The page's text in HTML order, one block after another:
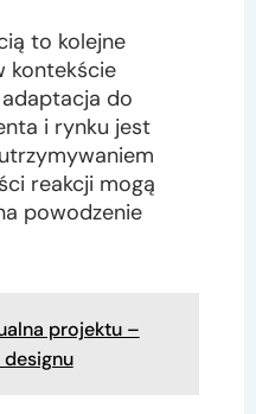
to kolejne
kontekście
do
i rynku jest
reakcji mogą
powodzenie
projektu –